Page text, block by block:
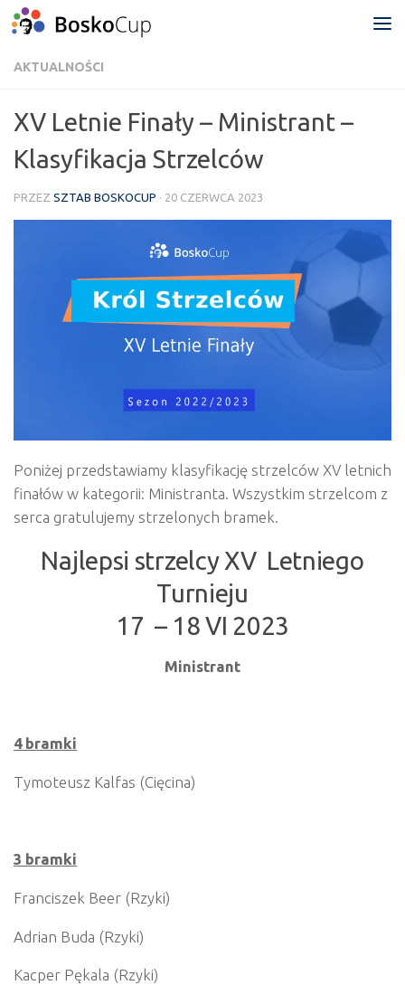
Przejdź do treści
AKTUALNOŚCI
XV Letnie Finały – Ministrant –
Klasyfikacja Strzelców
PRZEZ SZTAB BOSKOCUP · 20 CZERWCA 2023
Poniżej przedstawiamy klasyfikację strzelców XV letnich
finałów w kategorii: Ministranta. Wszystkim strzelcom z
serca gratulujemy strzelonych bramek.
Najlepsi strzelcy XV Letniego
Turnieju
17 – 18 VI 2023
Ministrant
4 bramki
Tymoteusz Kalfas (Cięcina)
3 bramki
Franciszek Beer (Rzyki)
Adrian Buda (Rzyki)
Kacper Pękala (Rzyki)